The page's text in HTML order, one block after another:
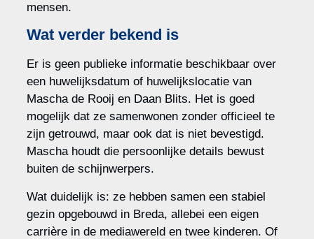
mensen.
Wat verder bekend is
Er is geen publieke informatie beschikbaar over
een huwelijksdatum of huwelijkslocatie van
Mascha de Rooij en Daan Blits. Het is goed
mogelijk dat ze samenwonen zonder officieel te
zijn getrouwd, maar ook dat is niet bevestigd.
Mascha houdt die persoonlijke details bewust
buiten de schijnwerpers.
Wat duidelijk is: ze hebben samen een stabiel
gezin opgebouwd in Breda, allebei een eigen
carrière in de mediawereld en twee kinderen. Of